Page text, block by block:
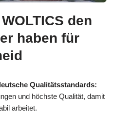
den
haben für
Qualitätsstandards:
und höchste Qualität, damit
arbeitet.